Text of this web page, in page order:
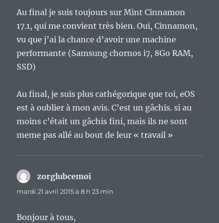
Au final je suis toujours sur Mint Cinnamon
17.1, qui me convient très bien. Oui, Cinnamon,
vu que j’ai la chance d’avoir une machine
performante (Samsung chornos i7, 8Go RAM,
SSD)
Au final, je suis plus cathégorique que toi, eOS
est à oublier à mon avis. C’est un gâchis. si au
moins c’était un gâchis fini, mais ils ne sont
meme pas allé au bout de leur « travail »
zorglubcemoi
mardi 21 avril 2015 à 8 h 23 min
Bonjour à tous,